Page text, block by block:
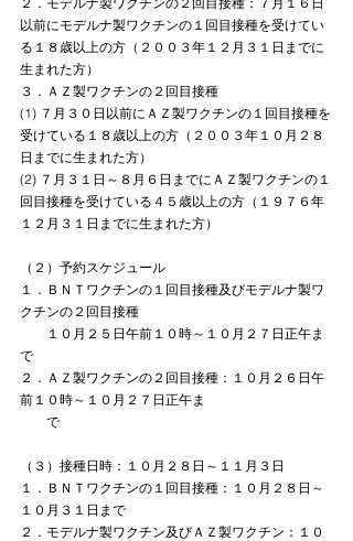
以前にモデルナ製ワクチンの１回目接種を受けてい
る１８歳以上の方（２００３年１２月３１日までに
生まれた方）
３．ＡＺ製ワクチンの２回目接種
(1) ７月３０日以前にＡＺ製ワクチンの１回目接種を
受けている１８歳以上の方（２００３年１０月２８
日までに生まれた方）
(2) ７月３１日～８月６日までにＡＺ製ワクチンの１
回目接種を受けている４５歳以上の方（１９７６年
１２月３１日までに生まれた方）
（２）予約スケジュール
１．ＢＮＴワクチンの１回目接種及びモデルナ製ワ
クチンの２回目接種
１０月２５日午前１０時～１０月２７日正午ま
で
２．ＡＺ製ワクチンの２回目接種：１０月２６日午
前１０時～１０月２７日正午ま
で
（３）接種日時：１０月２８日～１１月３日
１．ＢＮＴワクチンの１回目接種：１０月２８日～
１０月３１日まで
２．モデルナ製ワクチン及びＡＺ製ワクチン：１０